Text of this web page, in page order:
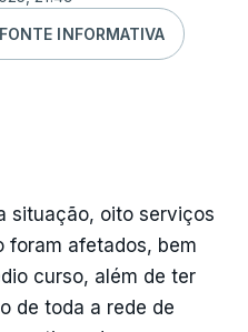
INFORMATIVA
situação, oito serviços
foram afetados, bem
curso, além de ter
de toda a rede de